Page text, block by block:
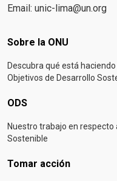
Email: unic-lima@un.org
Footer menu
Sobre la ONU
Descubra qué está
Objetivos de Desarrollo
ODS
Nuestro trabajo en respecto
Sostenible
Tomar acción